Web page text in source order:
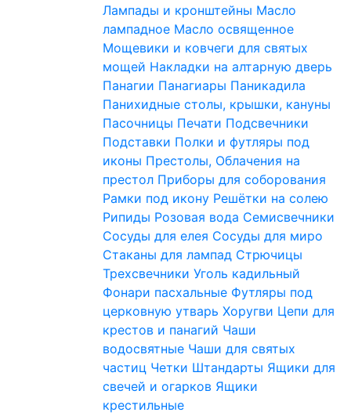
Лампады и кронштейны Масло
лампадное Масло освященное
Мощевики и ковчеги для святых
мощей Накладки на алтарную дверь
Панагии Панагиары Паникадила
Панихидные столы, крышки, кануны
Пасочницы Печати Подсвечники
Подставки Полки и футляры под
иконы Престолы, Облачения на
престол Приборы для соборования
Рамки под икону Решётки на солею
Рипиды Розовая вода Семисвечники
Сосуды для елея Сосуды для миро
Стаканы для лампад Стрючицы
Трехсвечники Уголь кадильный
Фонари пасхальные Футляры под
церковную утварь Хоругви Цепи для
крестов и панагий Чаши
водосвятные Чаши для святых
частиц Четки Штандарты Ящики для
свечей и огарков Ящики
крестильные